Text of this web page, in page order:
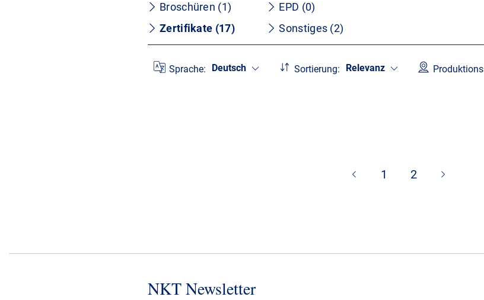
Broschüren (1)
Zertifikate (17)
EPD (0)
Sonstiges (2)
Sprache: Deutsch Sortierung: Relevanz
1 2
NKT Newsletter